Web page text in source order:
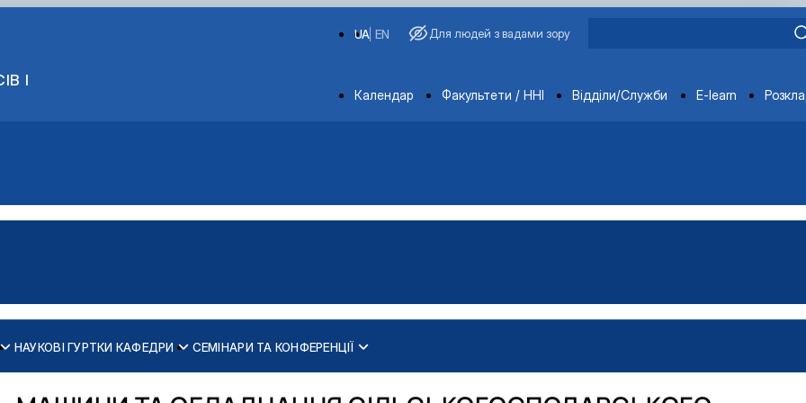
І
EN
UA Для людей з вадами зору
Departments
Календар Факультети / ННІ Відділи/Служби E-learn
виробниц…
2024-2025
НАУКОВІ ГУРТКИ КАФЕДРИ СЕМІНАРИ ТА КОНФЕРЕНЦІЇ
СИСТЕМ"